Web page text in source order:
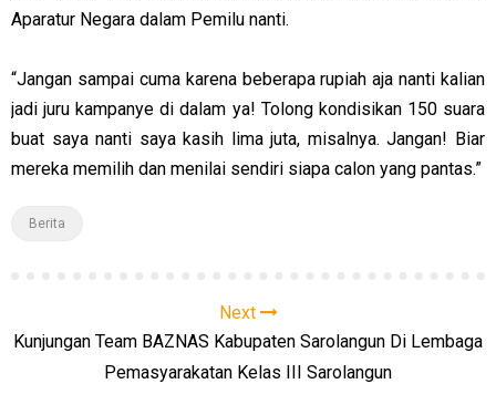
Aparatur Negara dalam Pemilu nanti.
“Jangan sampai cuma karena beberapa rupiah aja nanti kalian
jadi juru kampanye di dalam ya! Tolong kondisikan 150 suara
buat saya nanti saya kasih lima juta, misalnya. Jangan! Biar
mereka memilih dan menilai sendiri siapa calon yang pantas.”
Berita
Next
Kunjungan Team BAZNAS Kabupaten Sarolangun Di Lembaga
Pemasyarakatan Kelas III Sarolangun